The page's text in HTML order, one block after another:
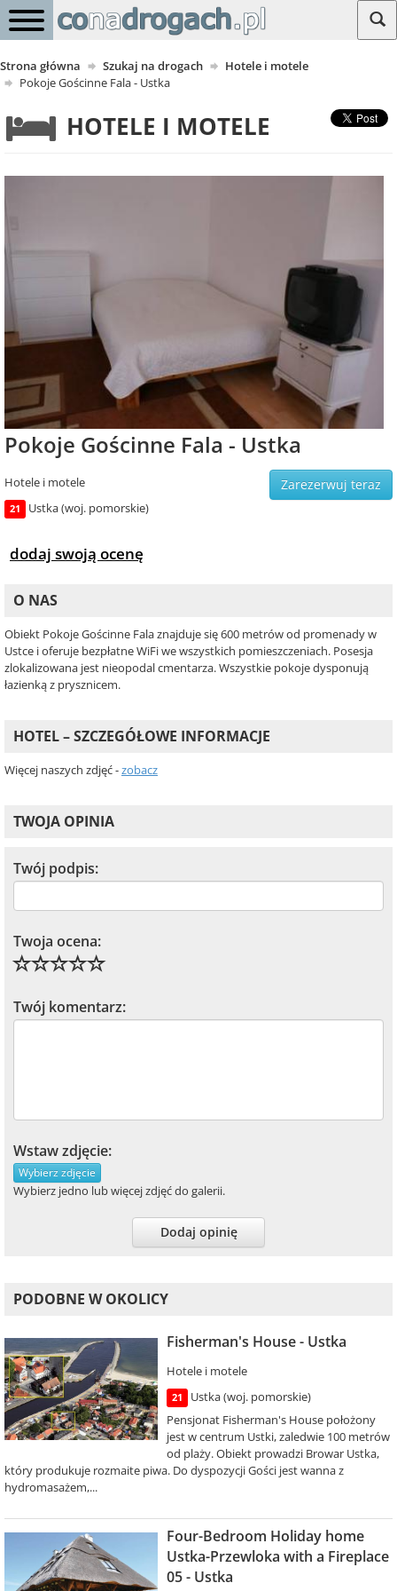
Strona główna Szukaj na drogach
Hotele i motele
Pokoje Gościnne Fala - Ustka
HOTELE I MOTELE
Pokoje Gościnne Fala - Ustka
Zarezerwuj teraz
Hotele i motele
21 Ustka (woj. pomorskie)
dodaj swoją ocenę
O NAS
Obiekt Pokoje Gościnne Fala znajduje się 600 metrów od promenady w
Ustce i oferuje bezpłatne WiFi we wszystkich pomieszczeniach. Posesja
zlokalizowana jest nieopodal cmentarza. Wszystkie pokoje dysponują
łazienką z prysznicem.
HOTEL – SZCZEGÓŁOWE INFORMACJE
Więcej naszych zdjęć -zobacz
TWOJA OPINIA
Twój podpis:
Twoja ocena:
Twój komentarz:
Wstaw zdjęcie:
Wybierz zdjęcie
Wybierz jedno lub więcej zdjęć do galerii.
Dodaj opinię
PODOBNE W OKOLICY
Fisherman's House - Ustka
Hotele i motele
21
Ustka (woj. pomorskie)
Pensjonat Fisherman's House położony
jest w centrum Ustki, zaledwie 100 metrów
od plaży. Obiekt prowadzi Browar Ustka,
który produkuje rozmaite piwa. Do dyspozycji Gości jest wanna z
hydromasażem,...
Four-Bedroom Holiday home
Ustka-Przewloka with a Fireplace
05 - Ustka